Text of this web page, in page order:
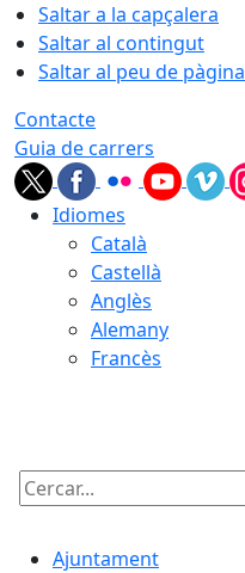
Saltar a la capçalera
Saltar al contingut
Saltar al peu de pàgina
Contacte
Guia de carrers
Idiomes
Català
Castellà
Anglès
Alemany
Francès
Cercar:
Ajuntament